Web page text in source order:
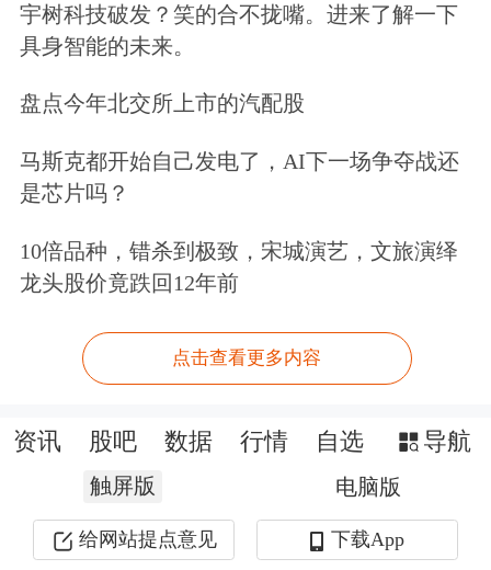
宇树科技破发？笑的合不拢嘴。进来了解一下
具身智能的未来。
盘点今年北交所上市的汽配股
马斯克都开始自己发电了，AI下一场争夺战还
是芯片吗？
10倍品种，错杀到极致，宋城演艺，文旅演绎
龙头股价竟跌回12年前
点击查看更多内容
资讯 股吧 数据 行情 自选 导航
触屏版 电脑版
给网站提点意见 下载App